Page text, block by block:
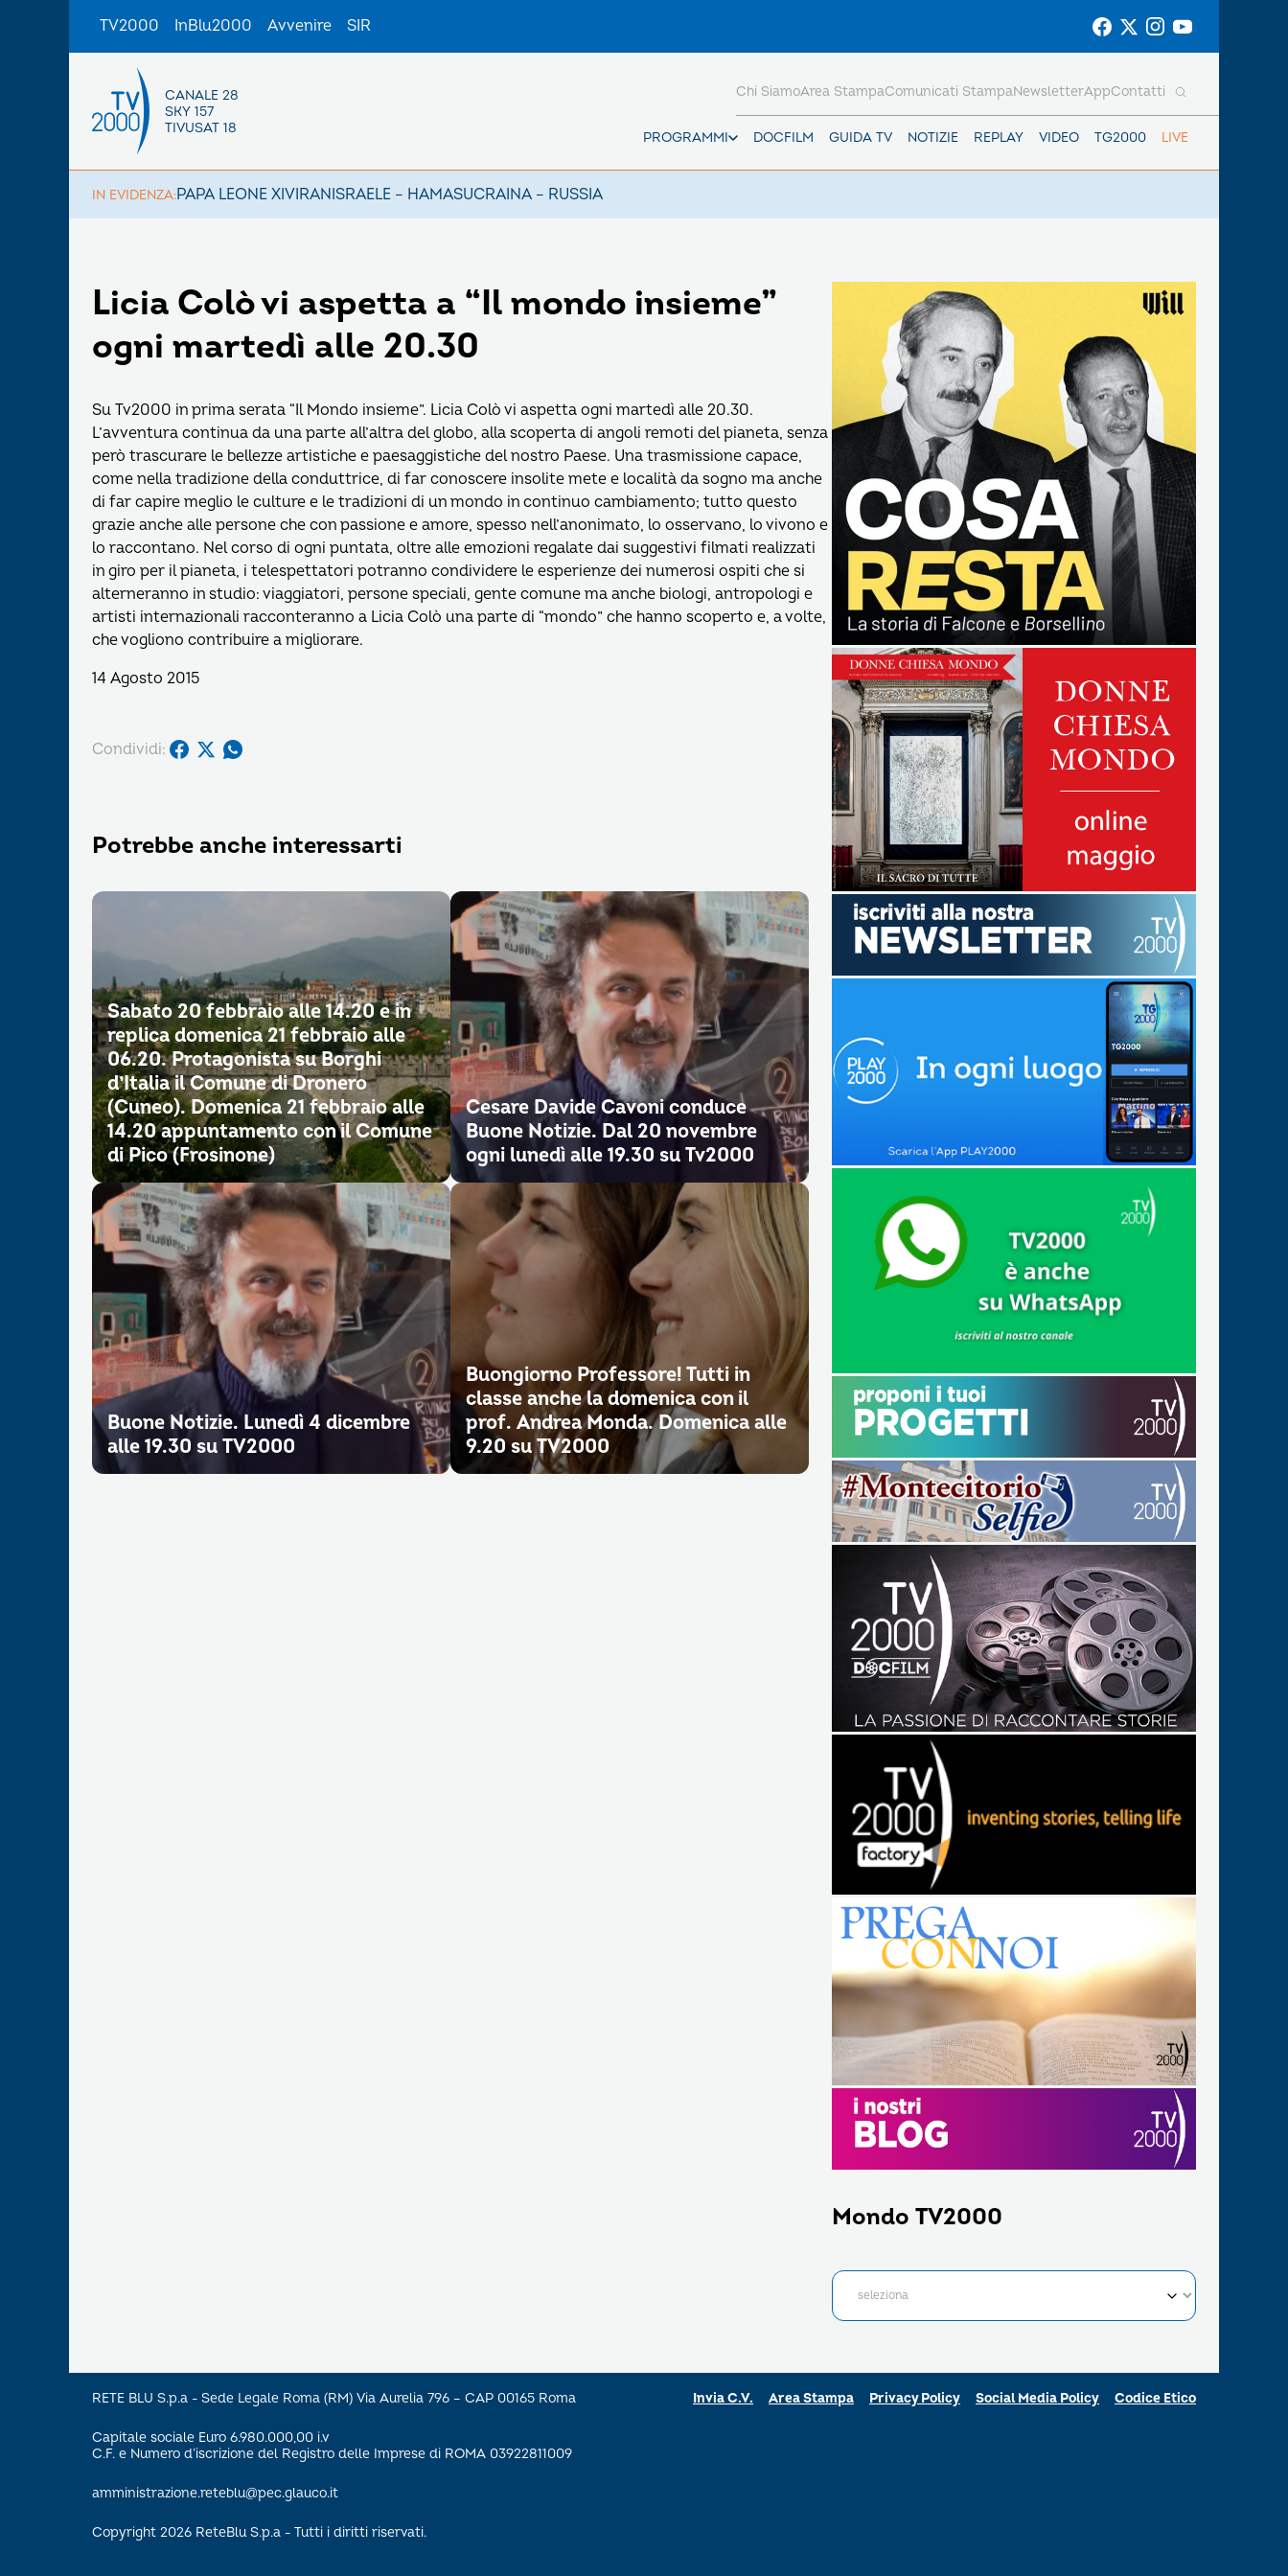
TV2000 InBlu2000 Avvenire SIR
CANALE 28
SKY 157
TIVUSAT 18
PROGRAMMI DOCFILM GUIDA TV NOTIZIE REPLAY VIDEO TG2000 LIVE
Chi SiamoArea StampaComunicati StampaNewsletterAppContatti
IN EVIDENZA:PAPA LEONE XIVIRANISRAELE – HAMASUCRAINA – RUSSIA
Licia Colò vi aspetta a “Il mondo insieme”
ogni martedì alle 20.30
Su Tv2000 in prima serata “Il Mondo insieme”. Licia Colò vi aspetta ogni martedì alle 20.30.
L’avventura continua da una parte all’altra del globo, alla scoperta di angoli remoti del pianeta, senza
però trascurare le bellezze artistiche e paesaggistiche del nostro Paese. Una trasmissione capace,
come nella tradizione della conduttrice, di far conoscere insolite mete e località da sogno ma anche
di far capire meglio le culture e le tradizioni di un mondo in continuo cambiamento; tutto questo
grazie anche alle persone che con passione e amore, spesso nell’anonimato, lo osservano, lo vivono e
lo raccontano. Nel corso di ogni puntata, oltre alle emozioni regalate dai suggestivi filmati realizzati
in giro per il pianeta, i telespettatori potranno condividere le esperienze dei numerosi ospiti che si
alterneranno in studio: viaggiatori, persone speciali, gente comune ma anche biologi, antropologi e
artisti internazionali racconteranno a Licia Colò una parte di “mondo” che hanno scoperto e, a volte,
che vogliono contribuire a migliorare.
14 Agosto 2015
Condividi:
Potrebbe anche interessarti
Sabato 20 febbraio alle 14.20 e in
replica domenica 21 febbraio alle
06.20. Protagonista su Borghi
d’Italia il Comune di Dronero
(Cuneo). Domenica 21 febbraio alle
14.20 appuntamento con il Comune
di Pico (Frosinone)
Cesare Davide Cavoni conduce
Buone Notizie. Dal 20 novembre
ogni lunedì alle 19.30 su Tv2000
Buone Notizie. Lunedì 4 dicembre
alle 19.30 su TV2000
Buongiorno Professore! Tutti in
classe anche la domenica con il
prof. Andrea Monda. Domenica alle
9.20 su TV2000
Mondo TV2000
RETE BLU S.p.a - Sede Legale Roma (RM) Via Aurelia 796 – CAP 00165 Roma
Capitale sociale Euro 6.980.000,00 i.v
C.F. e Numero d’iscrizione del Registro delle Imprese di ROMA 03922811009
amministrazione.reteblu@pec.glauco.it
Copyright 2026 ReteBlu S.p.a - Tutti i diritti riservati.
Invia C.V. Area Stampa Privacy Policy Social Media Policy Codice Etico